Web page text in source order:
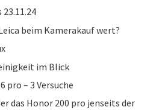
beim Kamerakauf wert?
im Blick
pro – 3 Versuche
das Honor 200 pro jenseits der